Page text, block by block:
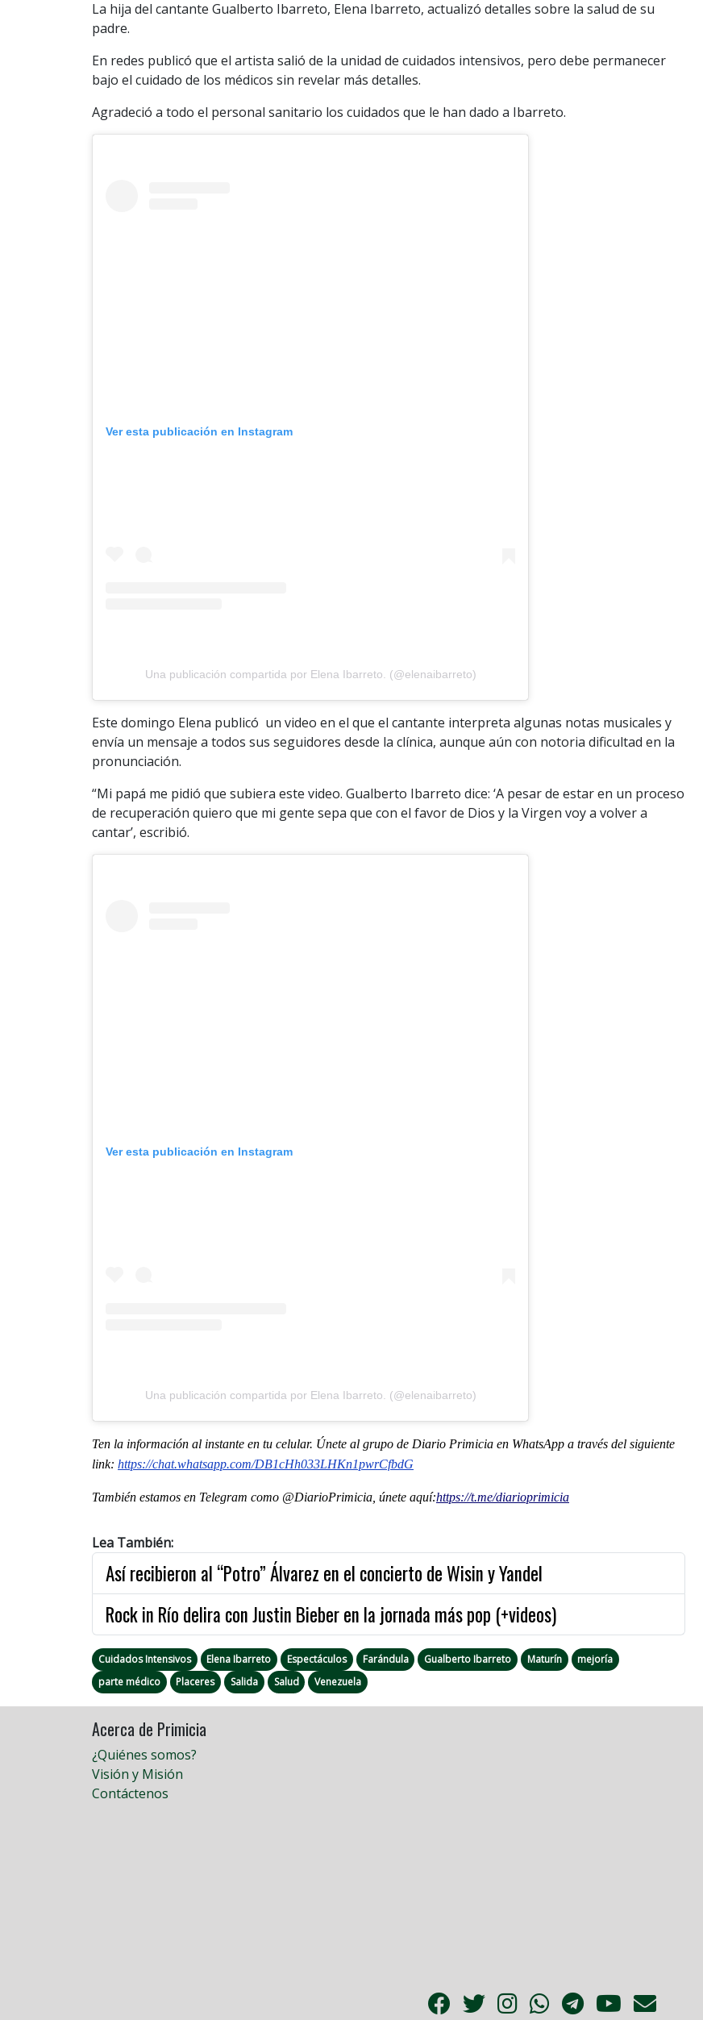
La hija del cantante Gualberto Ibarreto, Elena Ibarreto, actualizó detalles sobre la salud de su
padre.
En redes publicó que el artista salió de la unidad de cuidados intensivos, pero debe permanecer
bajo el cuidado de los médicos sin revelar más detalles.
Agradeció a todo el personal sanitario los cuidados que le han dado a Ibarreto.
Ver esta publicación en Instagram
Una publicación compartida por Elena Ibarreto. (@elenaibarreto)
Este domingo Elena publicó un video en el que el cantante interpreta algunas notas musicales y
envía un mensaje a todos sus seguidores desde la clínica, aunque aún con notoria dificultad en la
pronunciación.
“Mi papá me pidió que subiera este video. Gualberto Ibarreto dice: ‘A pesar de estar en un proceso
de recuperación quiero que mi gente sepa que con el favor de Dios y la Virgen voy a volver a
cantar’, escribió.
Ver esta publicación en Instagram
Una publicación compartida por Elena Ibarreto. (@elenaibarreto)
Ten la información al instante en tu celular. Únete al grupo de Diario Primicia en WhatsApp a través del siguiente
link: https://chat.whatsapp.com/DB1cHh033LHKn1pwrCfbdG
También estamos en Telegram como @DiarioPrimicia, únete aquí:https://t.me/diarioprimicia
Lea También:
Así recibieron al “Potro” Álvarez en el concierto de Wisin y Yandel
Rock in Río delira con Justin Bieber en la jornada más pop (+videos)
Cuidados Intensivos Elena Ibarreto Espectáculos Farándula Gualberto Ibarreto Maturín
mejoría
parte médico
Placeres Salida Salud Venezuela
Acerca de Primicia
¿Quiénes somos?
Visión y Misión
Contáctenos